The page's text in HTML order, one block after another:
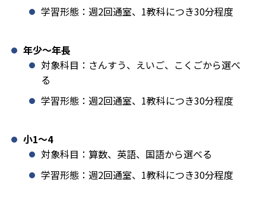
学習形態：週2回通室、1教科につき30分程度
年少〜年長
対象科目：さんすう、えいご、こくごから選べ
る
学習形態：週2回通室、1教科につき30分程度
小1️〜4
対象科目：算数、英語、国語から選べる
学習形態：週2回通室、1教科につき30分程度